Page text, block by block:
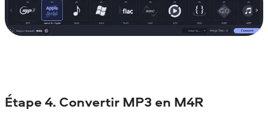
Étape 4. Convertir MP3 en M4R